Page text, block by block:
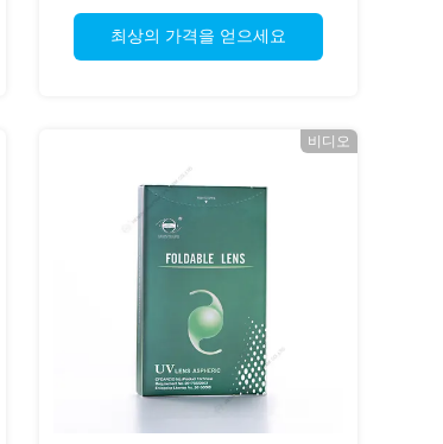
최상의 가격을 얻으세요
비디오